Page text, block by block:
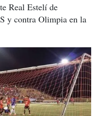
Real Estelí de
y contra Olimpia en la